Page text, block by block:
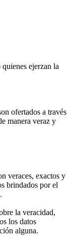
ejerzan la
ofertados a través
manera veraz y
veraces, exactos y
brindados por el
la veracidad,
los datos
alguna.